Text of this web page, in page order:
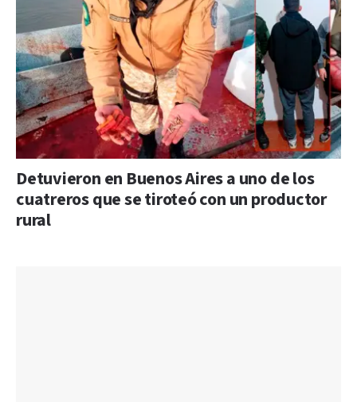
Detuvieron en Buenos Aires a uno de los
cuatreros que se tiroteó con un productor
rural